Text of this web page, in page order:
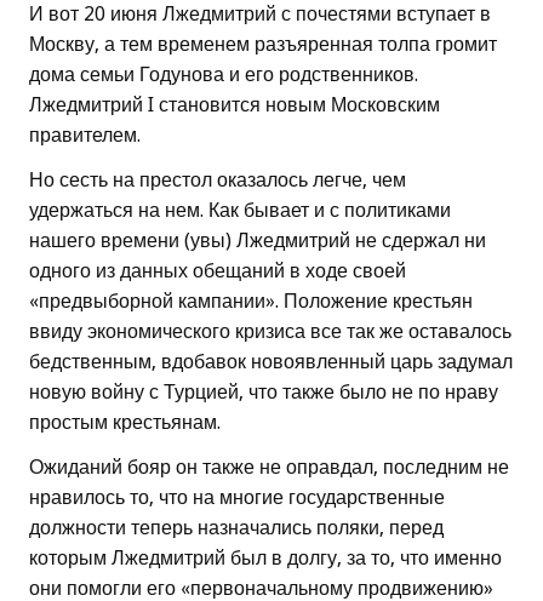
И вот 20 июня Лжедмитрий с почестями вступает в
Москву, а тем временем разъяренная толпа громит
дома семьи Годунова и его родственников.
Лжедмитрий I становится новым Московским
правителем.
Но сесть на престол оказалось легче, чем
удержаться на нем. Как бывает и с политиками
нашего времени (увы) Лжедмитрий не сдержал ни
одного из данных обещаний в ходе своей
«предвыборной кампании». Положение крестьян
ввиду экономического кризиса все так же оставалось
бедственным, вдобавок новоявленный царь задумал
новую войну с Турцией, что также было не по нраву
простым крестьянам.
Ожиданий бояр он также не оправдал, последним не
нравилось то, что на многие государственные
должности теперь назначались поляки, перед
которым Лжедмитрий был в долгу, за то, что именно
они помогли его «первоначальному продвижению»